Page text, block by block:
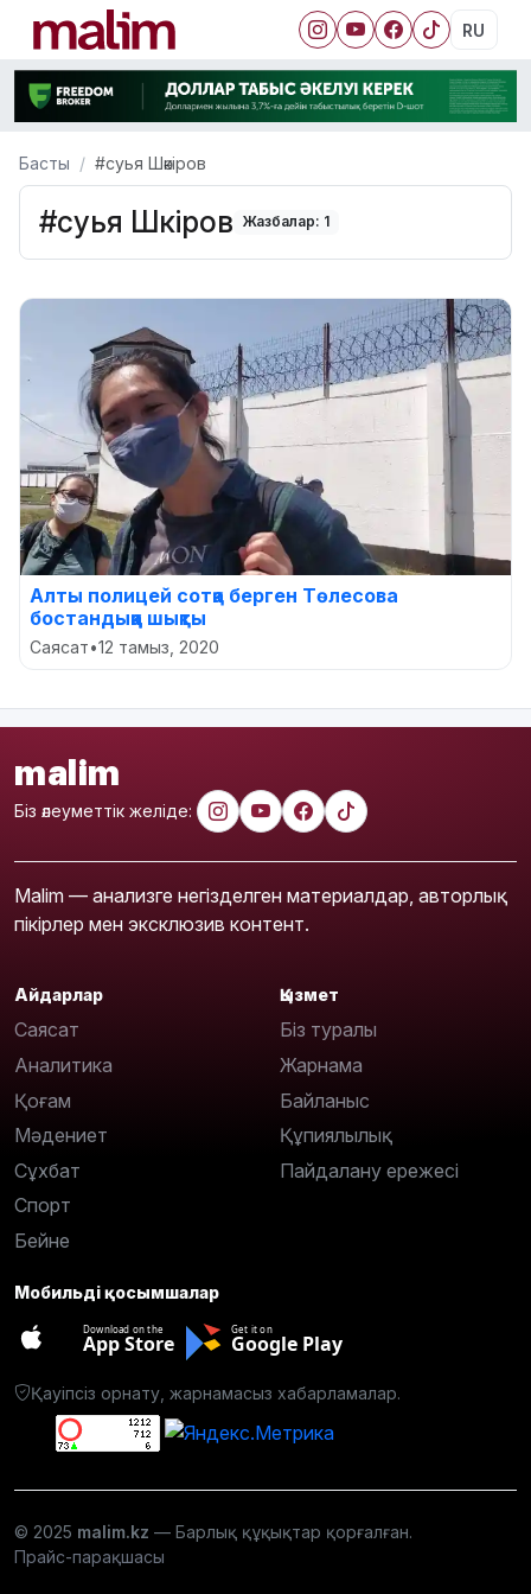
RU
Басты #суья Шәкіров
#суья Шәкіров Жазбалар: 1
Алты полицей сотқа берген Төлесова
бостандыққа шықты
Саясат•12 тамыз, 2020
malim
Біз әлеуметтік желіде:
Malim — анализге негізделген материалдар, авторлық
пікірлер мен эксклюзив контент.
Айдарлар
Саясат
Аналитика
Қоғам
Мәдениет
Сұхбат
Спорт
Бейне
Қызмет
Біз туралы
Жарнама
Байланыс
Құпиялылық
Пайдалану ережесі
Мобильді қосымшалар
Download on the
App Store
Get it on
Google Play
Қауіпсіз орнату, жарнамасыз хабарламалар.
© 2025 malim.kz — Барлық құқықтар қорғалған.
Прайс-парақшасы